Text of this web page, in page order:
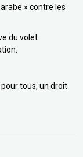
» contre les
du volet
tous, un droit